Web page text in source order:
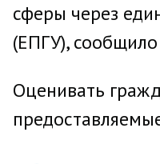
сферы через
(ЕПГУ),
Оценивать